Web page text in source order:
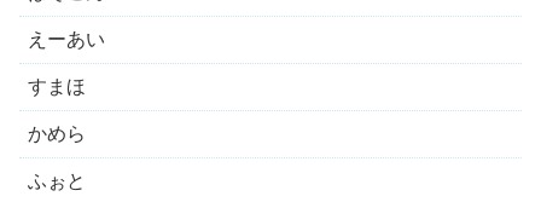
えーあい
すまほ
かめら
ふぉと